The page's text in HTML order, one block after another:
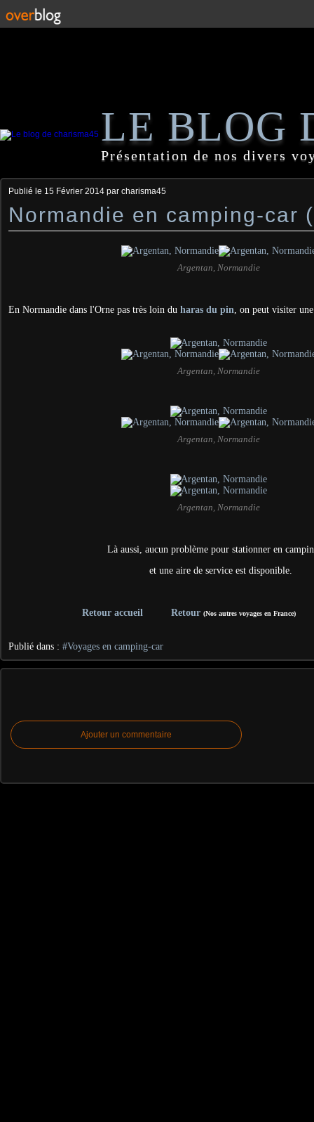
LE BLOG
Présentation de nos divers
Publié le 15 Février 2014 par charisma45
Normandie en camping-car
Argentan, Normandie
En Normandie dans l'Orne pas très loin du haras du pin, on peut visiter
Argentan, Normandie
Argentan, Normandie
Argentan, Normandie
Là aussi, aucun problème pour stationner en
et une aire de service est disponible.
Retour accueil Retour (Nos autres voyages en France)
Publié dans : #Voyages en camping-car
Ajouter un commentaire